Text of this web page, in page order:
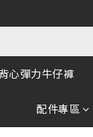
心彈力牛仔褲
配件專區